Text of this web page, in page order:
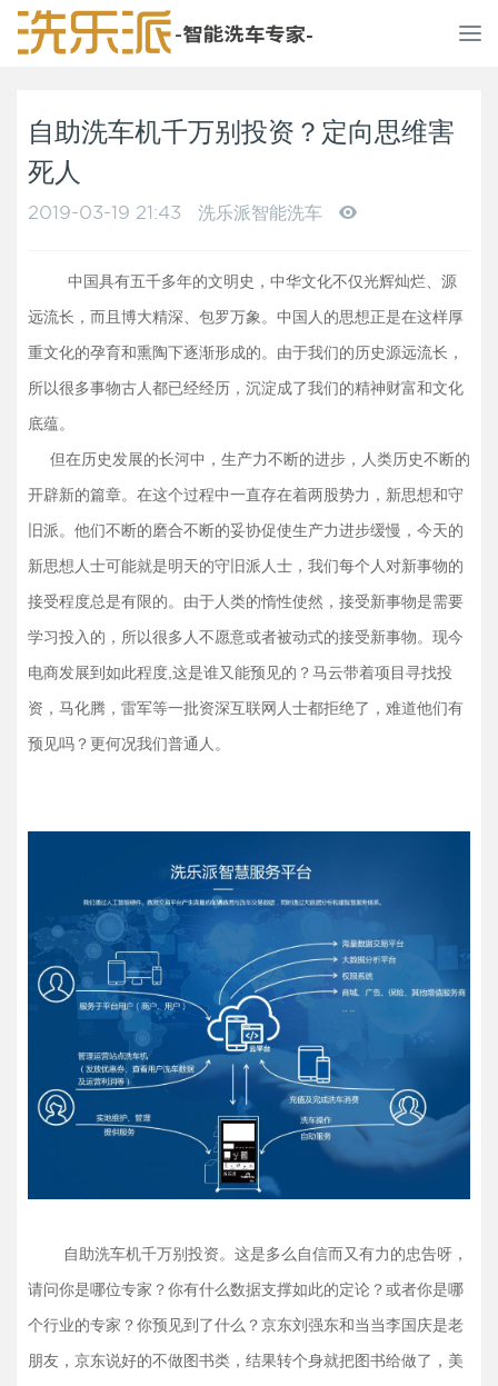
T
自助洗车机千万别投资？定向思维害
死人
2019-03-19 21:43 洗乐派智能洗车
中国具有五千多年的文明史，中华文化不仅光辉灿烂、源
远流长，而且博大精深、包罗万象。中国人的思想正是在这样厚
重文化的孕育和熏陶下逐渐形成的。由于我们的历史源远流长，
所以很多事物古人都已经经历，沉淀成了我们的精神财富和文化
底蕴。
但在历史发展的长河中，生产力不断的进步，人类历史不断的
开辟新的篇章。在这个过程中一直存在着两股势力，新思想和守
旧派。他们不断的磨合不断的妥协促使生产力进步缓慢，今天的
新思想人士可能就是明天的守旧派人士，我们每个人对新事物的
接受程度总是有限的。由于人类的惰性使然，接受新事物是需要
学习投入的，所以很多人不愿意或者被动式的接受新事物。现今
电商发展到如此程度,这是谁又能预见的？马云带着项目寻找投
资，马化腾，雷军等一批资深互联网人士都拒绝了，难道他们有
预见吗？更何况我们普通人。
自助洗车机千万别投资。这是多么自信而又有力的忠告呀，
请问你是哪位专家？你有什么数据支撑如此的定论？或者你是哪
个行业的专家？你预见到了什么？京东刘强东和当当李国庆是老
朋友，京东说好的不做图书类，结果转个身就把图书给做了，美